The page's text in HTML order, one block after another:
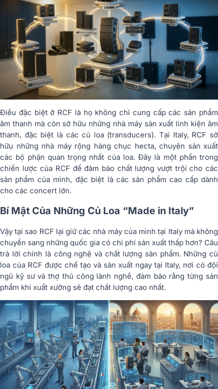
Điều đặc biệt ở RCF là họ không chỉ cung cấp các sản phẩm
âm thanh mà còn sở hữu những nhà máy sản xuất linh kiện âm
thanh, đặc biệt là các củ loa (transducers). Tại Italy, RCF sở
hữu những nhà máy rộng hàng chục hecta, chuyên sản xuất
các bộ phận quan trọng nhất của loa. Đây là một phần trong
chiến lược của RCF để đảm bảo chất lượng vượt trội cho các
sản phẩm của mình, đặc biệt là các sản phẩm cao cấp dành
cho các concert lớn.
Bí Mật Của Những Củ Loa “Made in Italy”
Vậy tại sao RCF lại giữ các nhà máy của mình tại Italy mà không
chuyển sang những quốc gia có chi phí sản xuất thấp hơn? Câu
trả lời chính là công nghệ và chất lượng sản phẩm. Những củ
loa của RCF được chế tạo và sản xuất ngay tại Italy, nơi có đội
ngũ kỹ sư và thợ thủ công lành nghề, đảm bảo rằng từng sản
phẩm khi xuất xưởng sẽ đạt chất lượng cao nhất.